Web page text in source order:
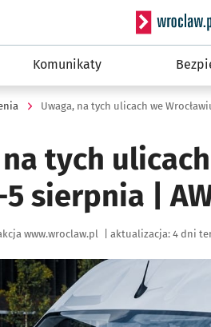
Serwis
Komunikaty
Uwaga, na tych ulicach we
na tych
sierpnia |
www.wroclaw.pl aktualizacja: 4 dni